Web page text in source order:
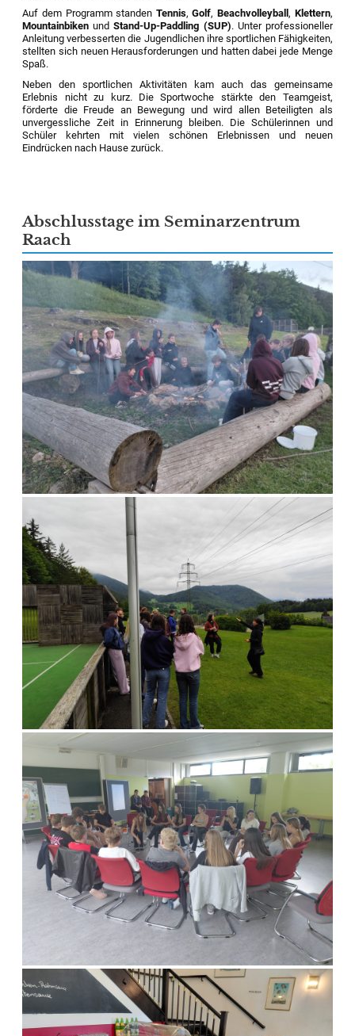
Auf dem Programm standen Tennis,Golf,Beachvolleyball , Klettern,
Mountainbiken undStand-Up-Paddling (SUP). Unter professioneller
Anleitung verbesserten die Jugendlichen ihre sportlichen Fähigkeiten,
stellten sich neuen Herausforderungen und hatten dabei jede Menge
Spaß.
Neben den sportlichen Aktivitäten kam auch das gemeinsame
Erlebnis nicht zu kurz. Die Sportwoche stärkte den Teamgeist,
förderte die Freude an Bewegung und wird allen Beteiligten als
unvergessliche Zeit in Erinnerung bleiben. Die Schülerinnen und
Schüler kehrten mit vielen schönen Erlebnissen und neuen
Eindrücken nach Hause zurück.
Abschlusstage im Seminarzentrum
Raach